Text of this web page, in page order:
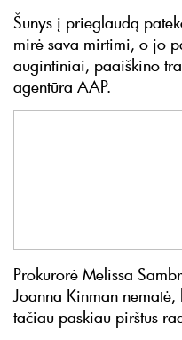
Šunys į prieglaudą
mirė sava mirtimi, o jo
augintiniai, paaiškino
agentūra AAP.
Prokurorė Melissa
Joanna Kinman
tačiau paskiau pirštus